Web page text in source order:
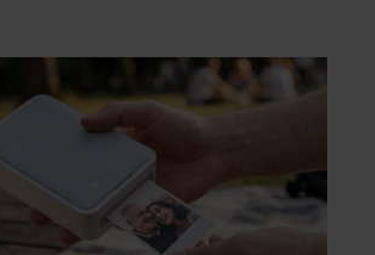
roept een stortvloed aan
op. Daar begon hun leven
dochter Lola geboren.